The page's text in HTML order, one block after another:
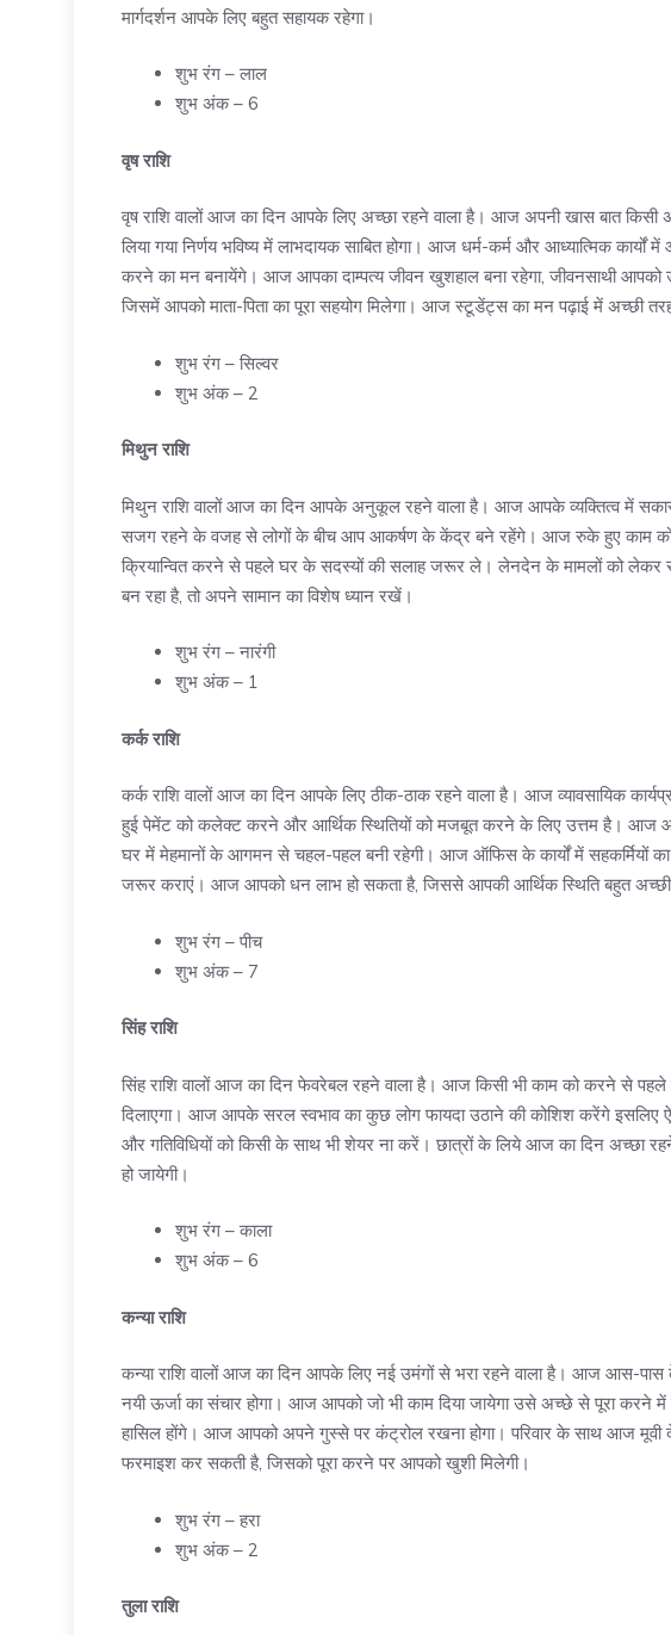
मार्गदर्शन आपके लिए बहुत सहायक रहेगा।
शुभ रंग – लाल
शुभ अंक – 6
वृष राशि
वृष राशि वालों आज का दिन आपके लिए अच्छा रहने वाला है। आज अपनी खास बात
लिया गया निर्णय भविष्य में लाभदायक साबित होगा। आज धर्म-कर्म और आध्यात्मिक
करने का मन बनायेंगे। आज आपका दाम्पत्य जीवन खुशहाल बना रहेगा, जीवनसाथी
जिसमें आपको माता-पिता का पूरा सहयोग मिलेगा। आज स्टूडेंट्स का मन पढ़ाई में अच्छी
शुभ रंग – सिल्वर
शुभ अंक – 2
मिथुन राशि
मिथुन राशि वालों आज का दिन आपके अनुकूल रहने वाला है। आज आपके व्यक्तित्व में
सजग रहने के वजह से लोगों के बीच आप आकर्षण के केंद्र बने रहेंगे। आज रुके हुए काम को
क्रियान्वित करने से पहले घर के सदस्यों की सलाह जरूर ले। लेनदेन के मामलों को लेकर
बन रहा है, तो अपने सामान का विशेष ध्यान रखें।
शुभ रंग – नारंगी
शुभ अंक – 1
कर्क राशि
कर्क राशि वालों आज का दिन आपके लिए ठीक-ठाक रहने वाला है। आज व्यावसायिक
हुई पेमेंट को कलेक्ट करने और आर्थिक स्थितियों को मजबूत करने के लिए उत्तम है। आज
घर में मेहमानों के आगमन से चहल-पहल बनी रहेगी। आज ऑफिस के कार्यों में सहकर्मियों
जरूर कराएं। आज आपको धन लाभ हो सकता है, जिससे आपकी आर्थिक स्थिति बहुत अच्छी
शुभ रंग – पीच
शुभ अंक – 7
सिंह राशि
सिंह राशि वालों आज का दिन फेवरेबल रहने वाला है। आज किसी भी काम को करने से
दिलाएगा। आज आपके सरल स्वभाव का कुछ लोग फायदा उठाने की कोशिश करेंगे इसलिए
और गतिविधियों को किसी के साथ भी शेयर ना करें। छात्रों के लिये आज का दिन अच्छा
हो जायेगी।
शुभ रंग – काला
शुभ अंक – 6
कन्या राशि
कन्या राशि वालों आज का दिन आपके लिए नई उमंगों से भरा रहने वाला है। आज आस-
नयी ऊर्जा का संचार होगा। आज आपको जो भी काम दिया जायेगा उसे अच्छे से पूरा
हासिल होंगे। आज आपको अपने गुस्से पर कंट्रोल रखना होगा। परिवार के साथ आज
फरमाइश कर सकती है, जिसको पूरा करने पर आपको खुशी मिलेगी।
शुभ रंग – हरा
शुभ अंक – 2
तुला राशि